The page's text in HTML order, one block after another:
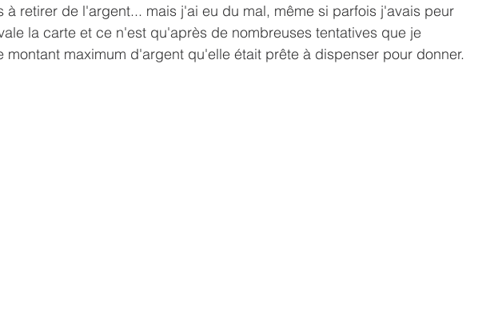
à retirer de l'argent... mais j'ai eu du mal, même si parfois j'avais peur
la carte et ce n'est qu'après de nombreuses tentatives que je
montant maximum d'argent qu'elle était prête à dispenser pour donner.